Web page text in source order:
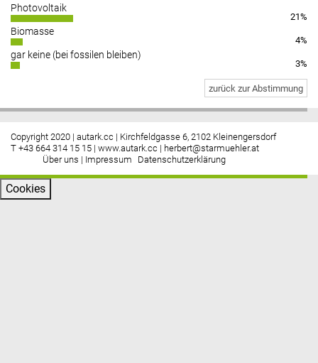
Photovoltaik
21%
Biomasse
4%
gar keine (bei fossilen bleiben)
3%
zurück zur Abstimmung
Copyright 2020 | autark.cc | Kirchfeldgasse 6, 2102 Kleinengersdorf
T +43 664 314 15 15 | www.autark.cc | herbert@starmuehler.at
Über uns | Impressum Datenschutzerklärung
Cookies